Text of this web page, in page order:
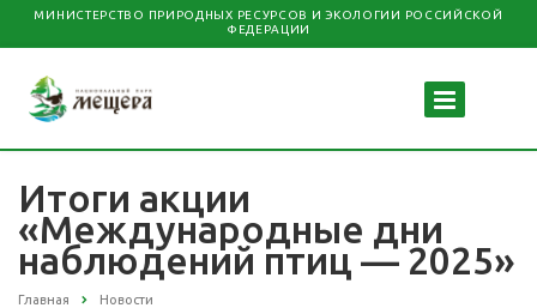
МИНИСТЕРСТВО ПРИРОДНЫХ РЕСУРСОВ И ЭКОЛОГИИ РОССИЙСКОЙ
ФЕДЕРАЦИИ
Итоги акции
«Международные дни
наблюдений птиц — 2025»
Главная Новости